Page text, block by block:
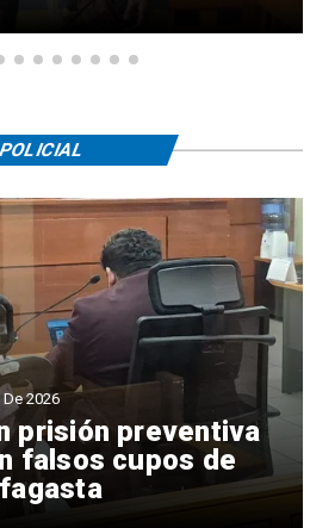
prisión preventiva
falsos cupos de
2026
POLICIAL